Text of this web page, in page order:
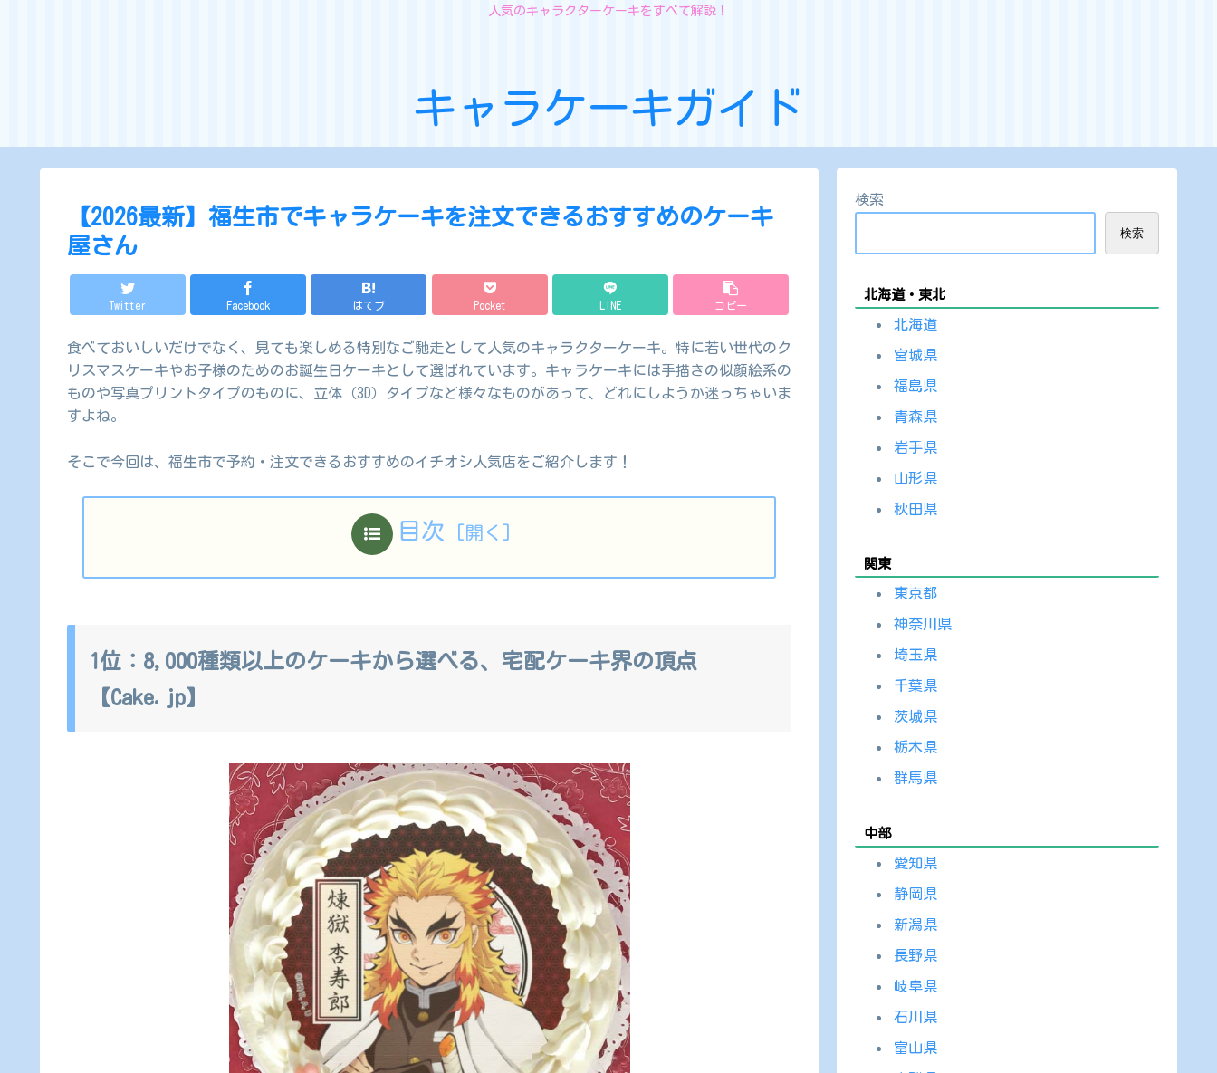
人気のキャラクターケーキをすべて解説！
キャラケーキガイド
【2026最新】福生市でキャラケーキを注文できるおすすめのケーキ
屋さん
Twitter Facebook はてブ Pocket LINE コピー
食べておいしいだけでなく、見ても楽しめる特別なご馳走として人気のキャラクターケーキ。特に若い世代のク
リスマスケーキやお子様のためのお誕生日ケーキとして選ばれています。キャラケーキには手描きの似顔絵系の
ものや写真プリントタイプのものに、立体（3D）タイプなど様々なものがあって、どれにしようか迷っちゃいま
すよね。
そこで今回は、福生市で予約・注文できるおすすめのイチオシ人気店をご紹介します！
目次
1位：8,000種類以上のケーキから選べる、宅配ケーキ界の頂点
【Cake.jp】
検索
検索
北海道・東北
北海道
宮城県
福島県
青森県
岩手県
山形県
秋田県
関東
東京都
神奈川県
埼玉県
千葉県
茨城県
栃木県
群馬県
中部
愛知県
静岡県
新潟県
長野県
岐阜県
石川県
富山県